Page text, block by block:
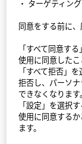
StyleHint アプリ
利用規約
プライバシーポ
サイトマップ
お問い合わせ
・ ターゲティン
同意をする前に
「すべて同意す
使用に同意したこ
「すべて拒否」
拒否し、パーソ
できなくなります。
「設定」を選択
使用に同意する
ます。